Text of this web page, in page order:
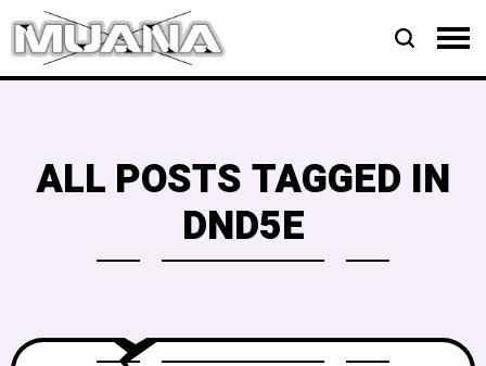
ALL POSTS TAGGED IN
DND5E